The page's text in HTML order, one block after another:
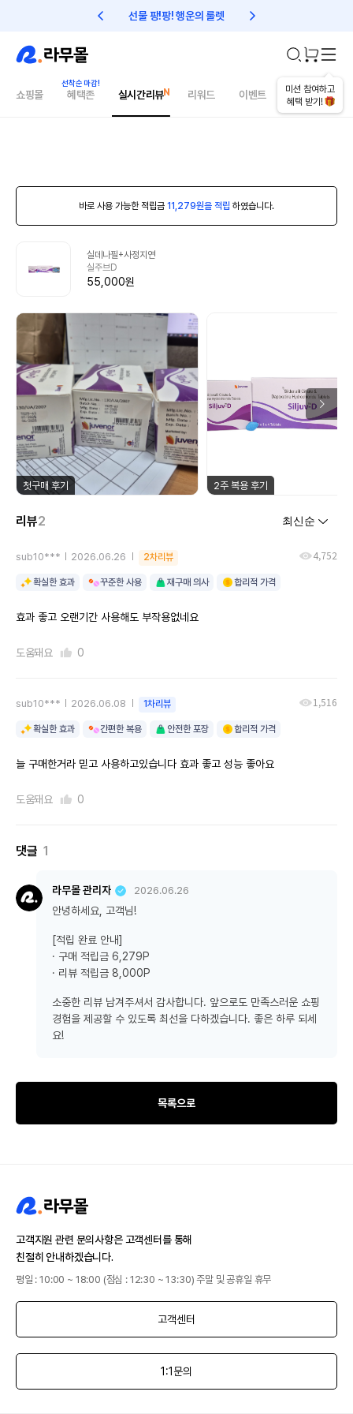
선물 팡!팡! 행운의 룰렛 친구초대 1만원 리워드!
미션 참여하고
혜택 받기!
쇼핑몰 혜택존 실시간리뷰 리워드 이벤트 건강매거진
바로 사용 가능한 적립금 11,279원을 적립 하였습니다.
실데나필+사정지연
실주브D
55,000원
첫구매 후기 2주 복용 후기
리뷰2
sub10*** 2026.06.26 2차리뷰 4,752
확실한 효과 꾸준한 사용 재구매 의사 합리적 가격
효과 좋고 오랜기간 사용해도 부작용없네요
도움돼요 0
sub10*** 2026.06.08 1차리뷰 1,516
확실한 효과 간편한 복용 안전한 포장 합리적 가격
늘 구매한거라 믿고 사용하고있습니다 효과 좋고 성능 좋아요
도움돼요 0
댓글 1
라무몰 관리자 2026.06.26
안녕하세요, 고객님!
[적립 완료 안내]
· 구매 적립금 6,279P
· 리뷰 적립금 8,000P
소중한 리뷰 남겨주셔서 감사합니다. 앞으로도 만족스러운 쇼핑
경험을 제공할 수 있도록 최선을 다하겠습니다. 좋은 하루 되세
요!
목록으로
고객지원 관련 문의사항은 고객센터를 통해
친절히 안내하겠습니다.
평일 : 10:00 ~ 18:00 (점심 : 12:30 ~ 13:30) 주말 및 공휴일 휴무
고객센터
1:1문의